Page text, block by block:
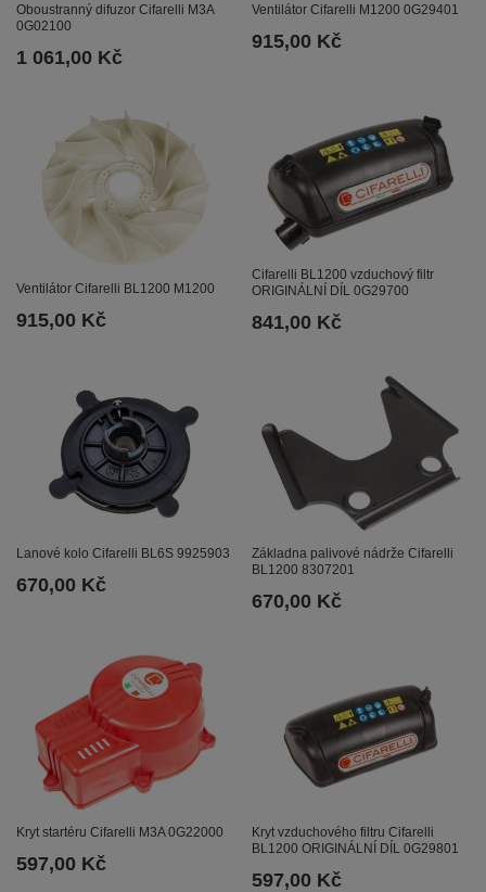
Oboustranný difuzor Cifarelli M3A
0G02100
1 061,00 Kč
Ventilátor Cifarelli M1200 0G29401
915,00 Kč
Ventilátor Cifarelli BL1200 M1200
915,00 Kč
Cifarelli BL1200 vzduchový filtr
ORIGINÁLNÍ DÍL 0G29700
841,00 Kč
Lanové kolo Cifarelli BL6S 9925903
670,00 Kč
Základna palivové nádrže Cifarelli
BL1200 8307201
670,00 Kč
Kryt startéru Cifarelli M3A 0G22000
597,00 Kč
Kryt vzduchového filtru Cifarelli
BL1200 ORIGINÁLNÍ DÍL 0G29801
597,00 Kč